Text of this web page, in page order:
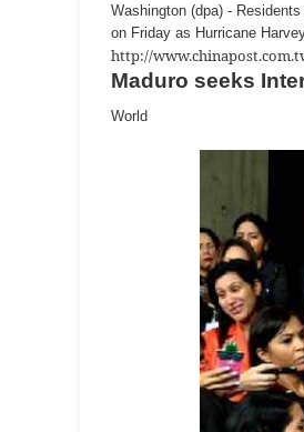
Washington (dpa) -
on Friday as Hurricane
http://
Maduro seeks
World